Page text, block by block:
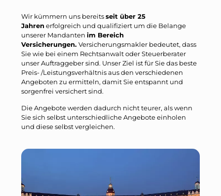
Wir kümmern uns bereitsseit über 25
Jahrenerfolgreich und qualifiziert um die Belange
unserer Mandanten im Bereich
Versicherungen. Versicherungsmakler bedeutet, dass
Sie wie bei einem Rechtsanwalt oder Steuerberater
unser Auftraggeber sind. Unser Ziel ist für Sie das beste
Preis- /Leistungsverhältnis aus den verschiedenen
Angeboten zu ermitteln, damit Sie entspannt und
sorgenfrei versichert sind.
Die Angebote werden dadurch nicht teurer, als wenn
Sie sich selbst unterschiedliche Angebote einholen
und diese selbst vergleichen.